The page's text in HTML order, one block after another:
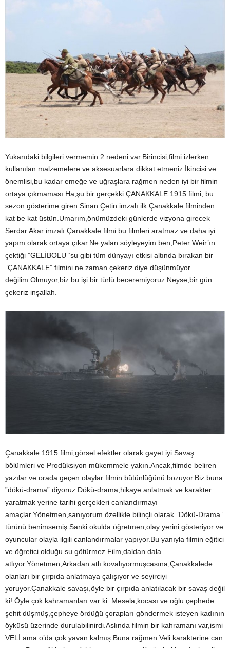
Yukarıdaki bilgileri vermemin 2 nedeni var.Birincisi,filmi izlerken
kullanılan malzemelere ve aksesuarlara dikkat etmeniz.İkincisi ve
önemlisi,bu kadar emeğe ve uğraşlara rağmen neden iyi bir filmin
ortaya çıkmaması.Ha,şu bir gerçekki ÇANAKKALE 1915 filmi, bu
sezon gösterime giren Sinan Çetin imzalı ilk Çanakkale filminden
kat be kat üstün.Umarım,önümüzdeki günlerde vizyona girecek
Serdar Akar imzalı Çanakkale filmi bu filmleri aratmaz ve daha iyi
yapım olarak ortaya çıkar.Ne yalan söyleyeyim ben,Peter Weir’ın
çektiği ”GELİBOLU”’su gibi tüm dünyayı etkisi altında bırakan bir
”ÇANAKKALE” filmini ne zaman çekeriz diye düşünmüyor
değilim.Olmuyor,biz bu işi bir türlü beceremiyoruz.Neyse,bir gün
çekeriz inşallah.
Çanakkale 1915 filmi,görsel efektler olarak gayet iyi.Savaş
bölümleri ve Prodüksiyon mükemmele yakın.Ancak,filmde beliren
yazılar ve orada geçen olaylar filmin bütünlüğünü bozuyor.Biz buna
”dökü-drama” diyoruz.Dökü-drama,hikaye anlatmak ve karakter
yaratmak yerine tarihi gerçekleri canlandırmayı
amaçlar.Yönetmen,sanıyorum özellikle bilinçli olarak ”Dökü-Drama”
türünü benimsemiş.Sanki okulda öğretmen,olay yerini gösteriyor ve
oyuncular olayla ilgili canlandırmalar yapıyor.Bu yanıyla filmin eğitici
ve öğretici olduğu su götürmez.Film,daldan dala
atlıyor.Yönetmen,Arkadan atlı kovalıyormuşcasına,Çanakkalede
olanları bir çırpıda anlatmaya çalışıyor ve seyirciyi
yoruyor.Çanakkale savaşı,öyle bir çırpıda anlatılacak bir savaş değil
ki! Öyle çok kahramanları var ki..Mesela,kocası ve oğlu çephede
şehit düşmüş,çepheye ördüğü çorapları göndermek isteyen kadının
öyküsü üzerinde durulabilinirdi.Aslında filmin bir kahramanı var,ismi
VELİ ama o’da çok yavan kalmış.Buna rağmen Veli karakterine can